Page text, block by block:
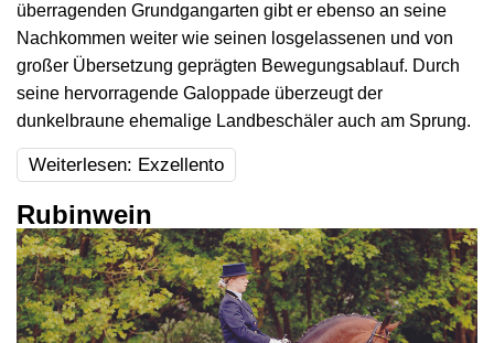
überragenden Grundgangarten gibt er ebenso an seine
Nachkommen weiter wie seinen losgelassenen und von
großer Übersetzung geprägten Bewegungsablauf. Durch
seine hervorragende Galoppade überzeugt der
dunkelbraune ehemalige Landbeschäler auch am Sprung.
Weiterlesen: Exzellento
Rubinwein